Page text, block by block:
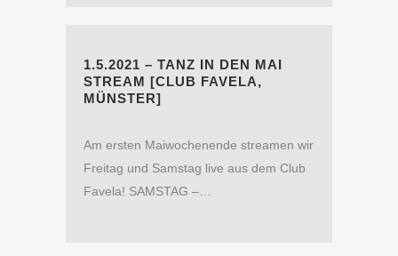
1.5.2021 – TANZ IN DEN MAI
STREAM [CLUB FAVELA,
MÜNSTER]
Am ersten Maiwochenende streamen wir
Freitag und Samstag live aus dem Club
Favela! SAMSTAG –…